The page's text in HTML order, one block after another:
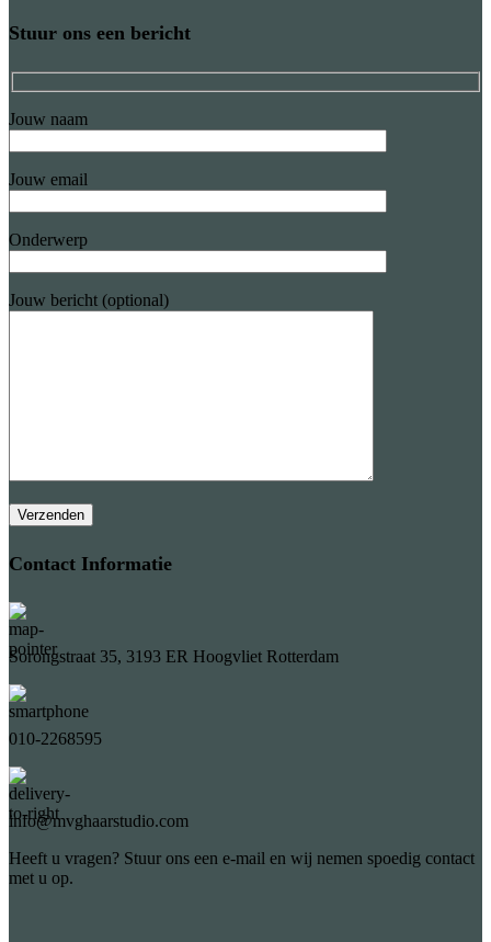
Stuur ons een bericht
Jouw naam
Jouw email
Onderwerp
Jouw bericht (optional)
Contact Informatie
Sorongstraat 35, 3193 ER Hoogvliet Rotterdam
010-2268595
info@mvghaarstudio.com
Heeft u vragen? Stuur ons een e-mail en wij nemen spoedig contact
met u op.